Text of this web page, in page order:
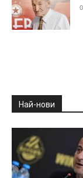
Най-нови